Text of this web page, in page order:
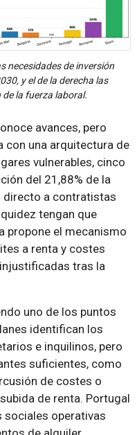
necesidades de inversión
y el de la derecha las
la fuerza laboral.
avances, pero
con una arquitectura de
vulnerables, cinco
del 21,88% de la
directo a contratistas
tengan que
propone el mecanismo
a renta y costes
tras la
uno de los puntos
identifican los
e inquilinos, pero
suficientes, como
de costes o
de renta. Portugal
sociales operativas